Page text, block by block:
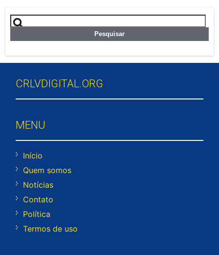
Pesquisar
por:
CRLVDIGITAL.ORG
MENU
Início
Quem somos
Notícias
Contato
Política
Termos de uso